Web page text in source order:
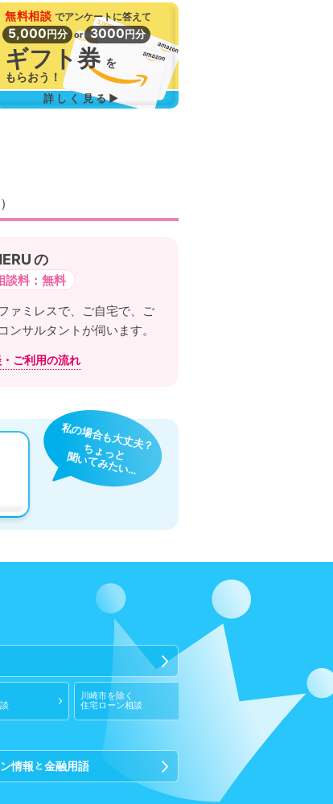
無料相談 でアンケートに答えて
5,000円分 or 3000円分
ギフト券 を
もらおう！
詳しく見る▶
の
談料：無料
ァミレスで、ご自宅で、ご
ンサルタントが伺います。
ご利用の流れ
私の場合も大丈夫？
ちょっと
聞いてみたい…
川崎市を除く
住宅ローン相談
相模原市
を除く
住宅ローン相談
情報 と 金融用語